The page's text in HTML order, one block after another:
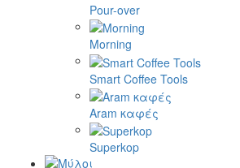
Pour-over
Morning
Smart Coffee Tools
Aram καφές
Superkop